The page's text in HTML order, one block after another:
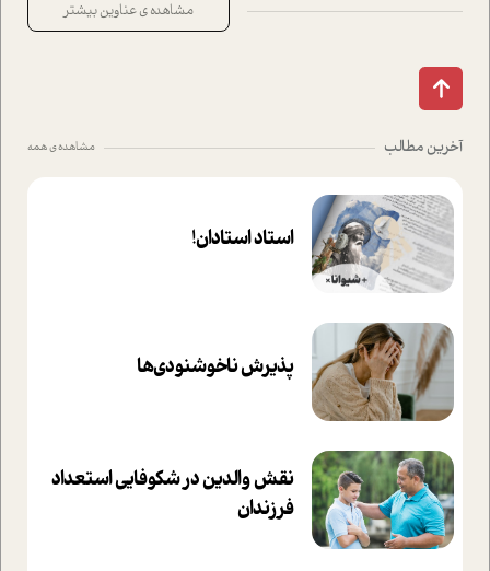
مشاهده ی عناوین بیشتر
آخرین مطالب مشاهده ی همه
استاد استادان!
پذیرش ناخوشنودی‌ها
نقش والدین در شکوفا‌یی ا‌ستعداد
فرزندان‌